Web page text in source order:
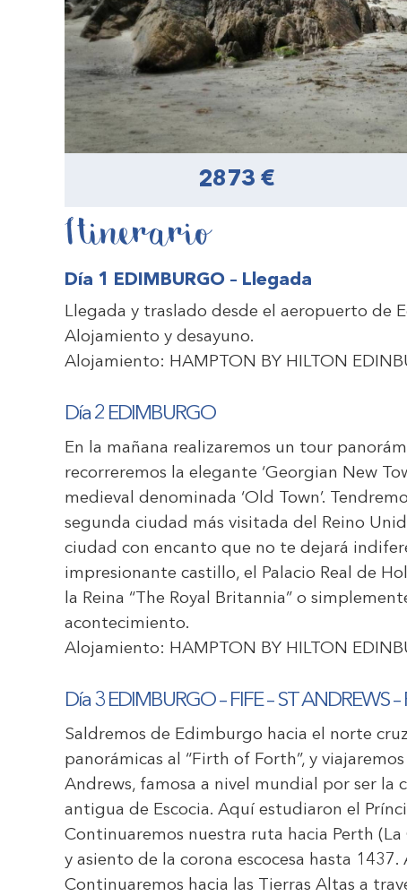
2873 €
Itinerario
Día 1 EDIMBURGO – Llegada
Llegada y traslado desde el aeropuerto de
Alojamiento y desayuno.
Alojamiento: HAMPTON BY HILTON
Día 2 EDIMBURGO
En la mañana realizaremos un tour
recorreremos la elegante ‘Georgian New
medieval denominada ‘Old Town’.
segunda ciudad más visitada del Reino
ciudad con encanto que no te dejará
impresionante castillo, el Palacio Real de
la Reina “The Royal Britannia” o
acontecimiento.
Alojamiento: HAMPTON BY HILTON
Día 3 EDIMBURGO – FIFE – ST ANDREWS
Saldremos de Edimburgo hacia el norte
panorámicas al “Firth of Forth”, y
Andrews, famosa a nivel mundial por ser la
antigua de Escocia. Aquí estudiaron el
Continuaremos nuestra ruta hacia Perth
y asiento de la corona escocesa hasta
Continuaremos hacia las Tierras Altas a